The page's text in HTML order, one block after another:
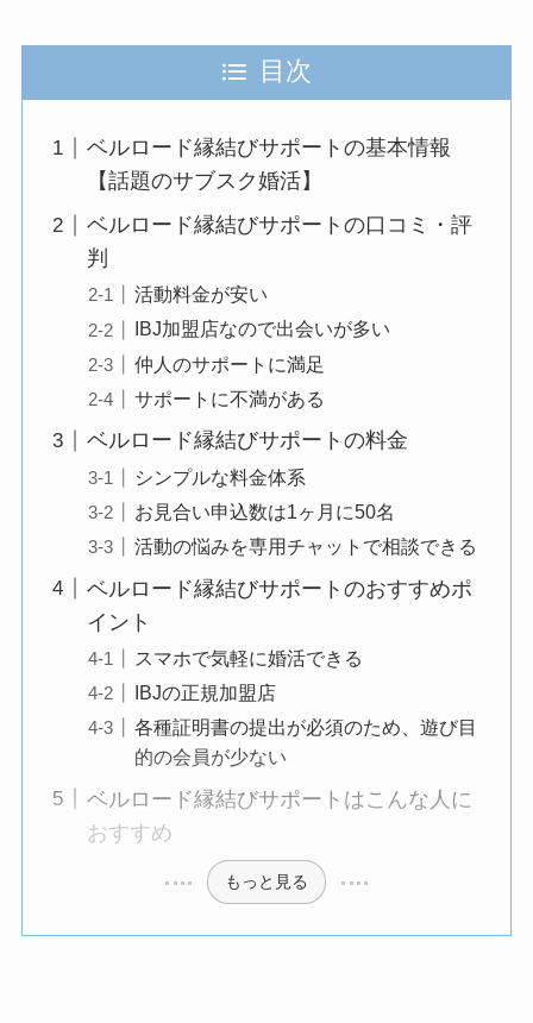
目次
ベルロード縁結びサポートの基本情報
【話題のサブスク婚活】
ベルロード縁結びサポートの口コミ・評
判
活動料金が安い
IBJ加盟店なので出会いが多い
仲人のサポートに満足
サポートに不満がある
ベルロード縁結びサポートの料金
シンプルな料金体系
お見合い申込数は1ヶ月に50名
活動の悩みを専用チャットで相談できる
ベルロード縁結びサポートのおすすめポ
イント
スマホで気軽に婚活できる
IBJの正規加盟店
各種証明書の提出が必須のため、遊び目
的の会員が少ない
ベルロード縁結びサポートはこんな人に
おすすめ
もっと見る